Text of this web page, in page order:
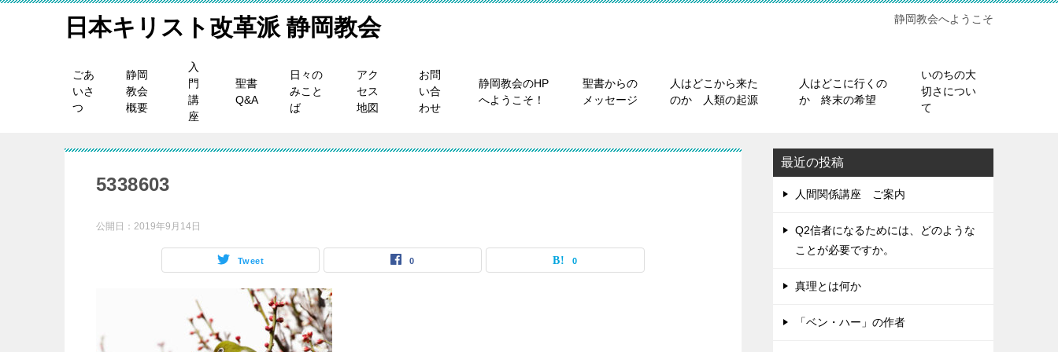
日本キリスト改革派 静岡教会 静岡教会へようこそ
ごあ
いさ
つ
静岡
教会
概要
入
門
講
座
聖書
Q&A
日々の
みこと
ば
アク
セス
地図
お問
い合
わせ
静岡教会のHP
へようこそ！
聖書からの
メッセージ
人はどこから来た
のか 人類の起源
人はどこに行くの
か 終末の希望
いのちの大
切さについ
て
5338603
公開日： 2019年9月14日
Tweet 0 0
最近の投稿
人間関係講座 ご案内
Q2信者になるためには、どのような
ことが必要ですか。
真理とは何か
「ベン・ハー」の作者